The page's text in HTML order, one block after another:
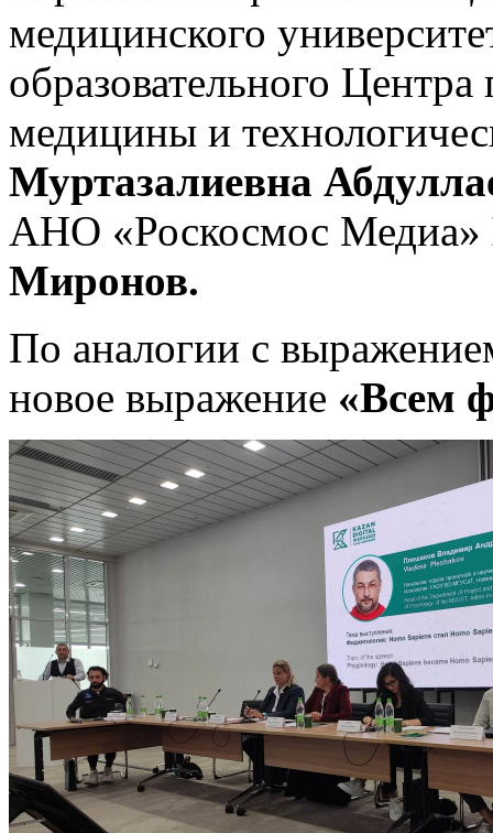
медицинского
образовательного Центра
медицины и
Муртазалиевна
АНО «Роскосмос Медиа»
Миронов.
По аналогии с
новое выражение «Всем